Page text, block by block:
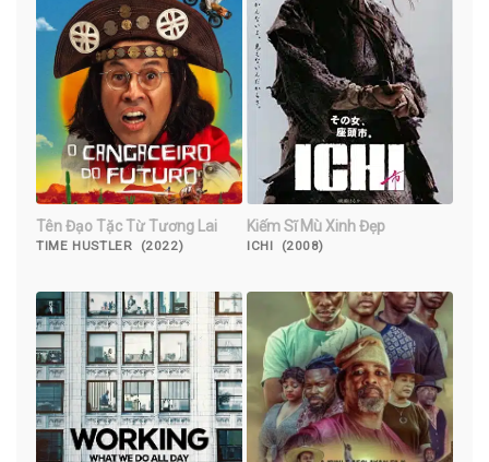
Tên Đạo Tặc Từ Tương Lai
TIME HUSTLER (2022)
Kiếm Sĩ Mù Xinh Đẹp
ICHI (2008)